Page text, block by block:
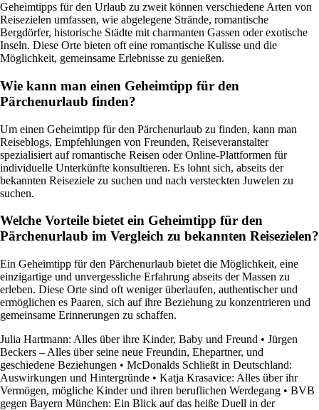
Geheimtipps für den Urlaub zu zweit können verschiedene Arten von
Reisezielen umfassen, wie abgelegene Strände, romantische
Bergdörfer, historische Städte mit charmanten Gassen oder exotische
Inseln. Diese Orte bieten oft eine romantische Kulisse und die
Möglichkeit, gemeinsame Erlebnisse zu genießen.
Wie kann man einen Geheimtipp für den
Pärchenurlaub finden?
Um einen Geheimtipp für den Pärchenurlaub zu finden, kann man
Reiseblogs, Empfehlungen von Freunden, Reiseveranstalter
spezialisiert auf romantische Reisen oder Online-Plattformen für
individuelle Unterkünfte konsultieren. Es lohnt sich, abseits der
bekannten Reiseziele zu suchen und nach versteckten Juwelen zu
suchen.
Welche Vorteile bietet ein Geheimtipp für den
Pärchenurlaub im Vergleich zu bekannten Reisezielen?
Ein Geheimtipp für den Pärchenurlaub bietet die Möglichkeit, eine
einzigartige und unvergessliche Erfahrung abseits der Massen zu
erleben. Diese Orte sind oft weniger überlaufen, authentischer und
ermöglichen es Paaren, sich auf ihre Beziehung zu konzentrieren und
gemeinsame Erinnerungen zu schaffen.
Julia Hartmann: Alles über ihre Kinder, Baby und Freund • Jürgen
Beckers – Alles über seine neue Freundin, Ehepartner, und
geschiedene Beziehungen • McDonalds Schließt in Deutschland:
Auswirkungen und Hintergründe • Katja Krasavice: Alles über ihr
Vermögen, mögliche Kinder und ihren beruflichen Werdegang • BVB
gegen Bayern München: Ein Blick auf das heiße Duell in der